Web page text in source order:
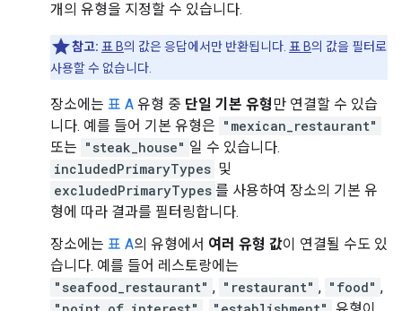
개의 유형을 지정할 수 있습니다.
참고: 표 B의 값은 응답에서만 반환됩니다. 표 B의 값을 필터로
사용할 수 없습니다.
장소에는 표 A 유형 중 단일 기본 유형만 연결할 수 있습
니다. 예를 들어 기본 유형은 "mexican_restaurant"
또는 "steak_house" 일 수 있습니다.
includedPrimaryTypes 및
excludedPrimaryTypes 를 사용하여 장소의 기본 유
형에 따라 결과를 필터링합니다.
장소에는 표 A의 유형에서 여러 유형 값이 연결될 수도 있
습니다. 예를 들어 레스토랑에는
"seafood_restaurant" , "restaurant" , "food" ,